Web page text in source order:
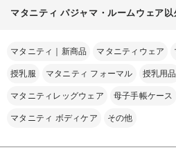
マタニティ パジャマ・ルームウェア
マタニティ｜新商品 マタニティウェア
授乳服 マタニティ フォーマル 授乳用品
マタニティレッグウェア 母子手帳ケース
マタニティ ボディケア その他